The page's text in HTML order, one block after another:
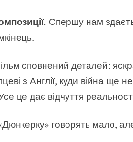
Спершу нам
сповнений деталей:
з Англії, куди війна ще
це дає відчуття
говорять мало,